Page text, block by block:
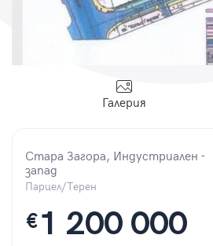
Галерия
Стара Загора, Индустриален -
запад
Парцел/Терен
€1 200 000
Парола
Вход с имейл
Забравена парола